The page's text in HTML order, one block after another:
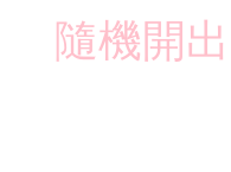
隨機開